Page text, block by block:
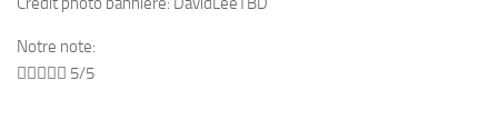
Notre note:
 5/5